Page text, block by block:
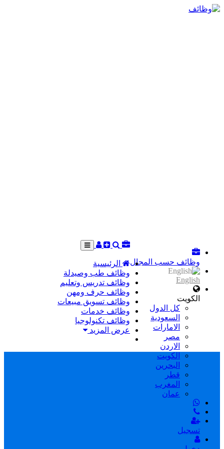
وظائف حسب المجال
English
الكويت
كل الدول
السعودية
الامارات
مصر
الاردن
الكويت
البحرين
قطر
المغرب
عمان
تسجيل
الرئيسية
وظائف طب وصيدلة
وظائف تدريس وتعليم
وظائف حرف ومهن
وظائف تسويق مبيعات
وظائف خدمات
وظائف تكنولوجيا
عرض المزيد